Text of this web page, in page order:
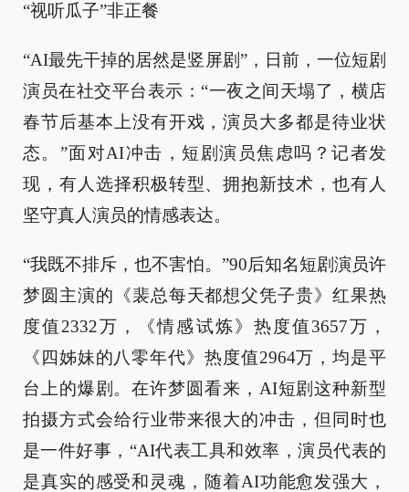
“视听瓜子”非正餐
“AI最先干掉的居然是竖屏剧”，日前，一位短剧
演员在社交平台表示：“一夜之间天塌了，横店
春节后基本上没有开戏，演员大多都是待业状
态。”面对AI冲击，短剧演员焦虑吗？记者发
现，有人选择积极转型、拥抱新技术，也有人
坚守真人演员的情感表达。
“我既不排斥，也不害怕。”90后知名短剧演员许
梦圆主演的《裴总每天都想父凭子贵》红果热
度值2332万，《情感试炼》热度值3657万，
《四姊妹的八零年代》热度值2964万，均是平
台上的爆剧。在许梦圆看来，AI短剧这种新型
拍摄方式会给行业带来很大的冲击，但同时也
是一件好事，“AI代表工具和效率，演员代表的
是真实的感受和灵魂，随着AI功能愈发强大，